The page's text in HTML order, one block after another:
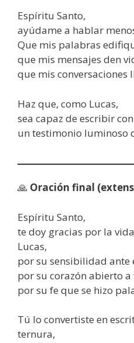
Espíritu Santo,
ayúdame a hablar
Que mis palabras
que mis mensajes den
que mis conversaciones
Haz que, como Lucas,
sea capaz de escribir
un testimonio luminoso
🙏 Oración final
Espíritu Santo,
te doy gracias por la
Lucas,
por su sensibilidad ante
por su corazón abierto a
por su fe que se hizo
Tú lo convertiste en
ternura,